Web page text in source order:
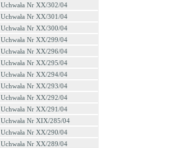
Uchwała Nr XX/302/04
Uchwała Nr XX/301/04
Uchwała Nr XX/300/04
Uchwała Nr XX/299/04
Uchwała Nr XX/296/04
Uchwała Nr XX/295/04
Uchwała Nr XX/294/04
Uchwała Nr XX/293/04
Uchwała Nr XX/292/04
Uchwała Nr XX/291/04
Uchwała Nr XIX/285/04
Uchwała Nr XX/290/04
Uchwała Nr XX/289/04